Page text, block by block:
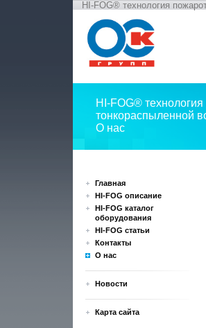
HI-FOG® технология
HI-FOG®
тонкораспыленной
О нас
Главная
HI-FOG описание
HI-FOG каталог
оборудования
HI-FOG статьи
Контакты
О нас
Новости
Карта сайта